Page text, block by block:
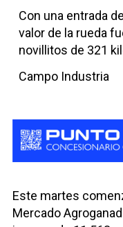
Con una entrada
valor de la rueda
novillitos de 321
Campo Industria
Este martes
Mercado